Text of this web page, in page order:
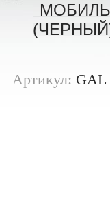
Артикул: GAL